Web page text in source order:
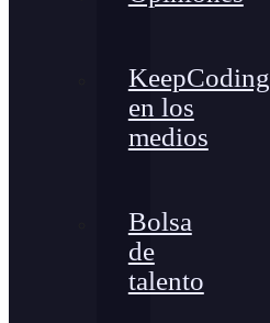
KeepCoding
en los
medios
Bolsa
de
talento